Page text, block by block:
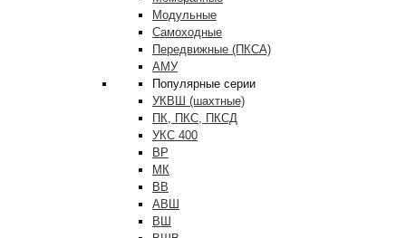
Модульные
Самоходные
Передвижные (ПКСА)
АМУ
Популярные серии
УКВШ (шахтные)
ПК, ПКС, ПКСД
УКС 400
ВР
МК
ВВ
АВШ
ВШ